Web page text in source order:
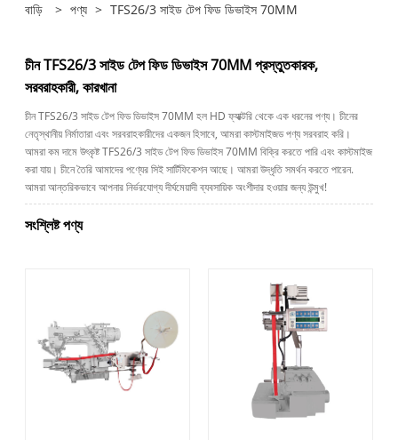
বাড়ি > পণ্য > TFS26/3 সাইড টেপ ফিড ডিভাইস 70MM
চীন TFS26/3 সাইড টেপ ফিড ডিভাইস 70MM প্রস্তুতকারক,
সরবরাহকারী, কারখানা
চীন TFS26/3 সাইড টেপ ফিড ডিভাইস 70MM হল HD ফ্যাক্টরি থেকে এক ধরনের পণ্য। চীনের
নেতৃস্থানীয় নির্মাতারা এবং সরবরাহকারীদের একজন হিসাবে, আমরা কাস্টমাইজড পণ্য সরবরাহ করি।
আমরা কম দামে উৎকৃষ্ট TFS26/3 সাইড টেপ ফিড ডিভাইস 70MM বিক্রি করতে পারি এবং কাস্টমাইজ
করা যায়। চীনে তৈরি আমাদের পণ্যের সিই সার্টিফিকেশন আছে। আমরা উদ্ধৃতি সমর্থন করতে পারেন.
আমরা আন্তরিকভাবে আপনার নির্ভরযোগ্য দীর্ঘমেয়াদী ব্যবসায়িক অংশীদার হওয়ার জন্য উন্মুখ!
সংশ্লিষ্ট পণ্য